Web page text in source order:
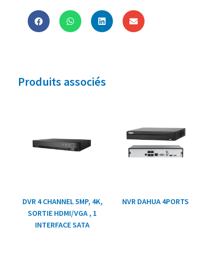
Produits associés
DVR 4 CHANNEL 5MP, 4K,
SORTIE HDMI/VGA , 1
INTERFACE SATA
NVR DAHUA 4PORTS